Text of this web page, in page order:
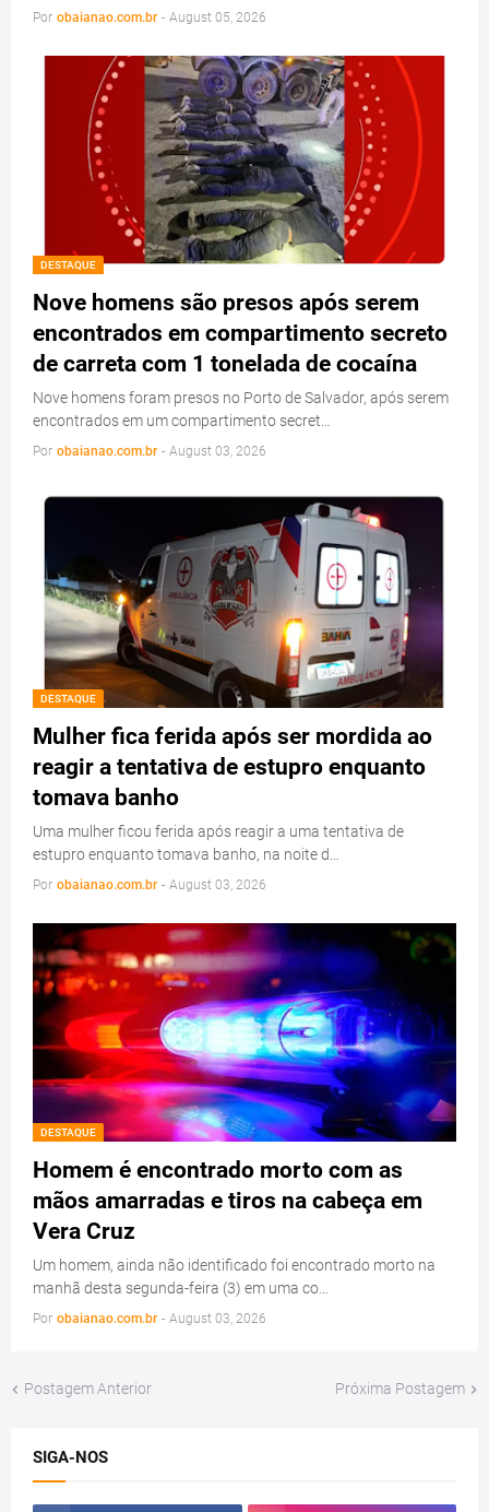
Por obaianao.com.br - August 05, 2026
DESTAQUE
Nove homens são presos após serem
encontrados em compartimento secreto
de carreta com 1 tonelada de cocaína
Nove homens foram presos no Porto de Salvador, após serem
encontrados em um compartimento secret…
Por obaianao.com.br - August 03, 2026
DESTAQUE
Mulher fica ferida após ser mordida ao
reagir a tentativa de estupro enquanto
tomava banho
Uma mulher ficou ferida após reagir a uma tentativa de
estupro enquanto tomava banho, na noite d…
Por obaianao.com.br - August 03, 2026
DESTAQUE
Homem é encontrado morto com as
mãos amarradas e tiros na cabeça em
Vera Cruz
Um homem, ainda não identificado foi encontrado morto na
manhã desta segunda-feira (3) em uma co…
Por obaianao.com.br - August 03, 2026
Postagem Anterior Próxima Postagem
SIGA-NOS